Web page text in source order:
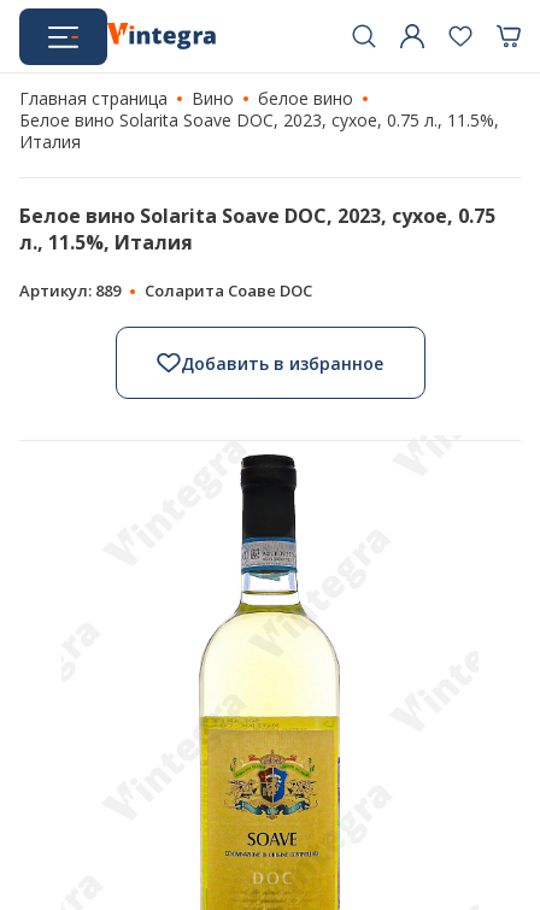
Главная страница Вино
белое вино
Белое вино Solarita Soave DOC, 2023, сухое, 0.75 л., 11.5%,
Италия
Белое вино Solarita Soave DOC, 2023, сухое, 0.75
л., 11.5%, Италия
Артикул: 889 Соларита Соаве DOC
Добавить в избранное